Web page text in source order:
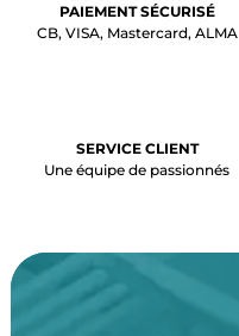
PAIEMENT SÉCURISÉ
CB, VISA, Mastercard, ALMA
SERVICE CLIENT
Une équipe de passionnés